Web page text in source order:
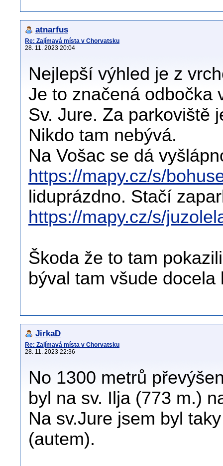
atnarfus
Re: Zajímavá místa v Chorvatsku
28. 11. 2023 20:04
Nejlepší výhled je z
Je to značená odbočka
Sv. Jure. Za parkoviště
Nikdo tam nebývá.
Na Vošac se dá
https://mapy.cz/s/
liduprázdno. Stačí
https://mapy.cz/s/
Škoda že to tam
býval tam všude
JirkaD
Re: Zajímavá místa v Chorvatsku
28. 11. 2023 22:36
No 1300 metrů
byl na sv. Ilja (773 m.)
Na sv.Jure jsem byl
(autem).